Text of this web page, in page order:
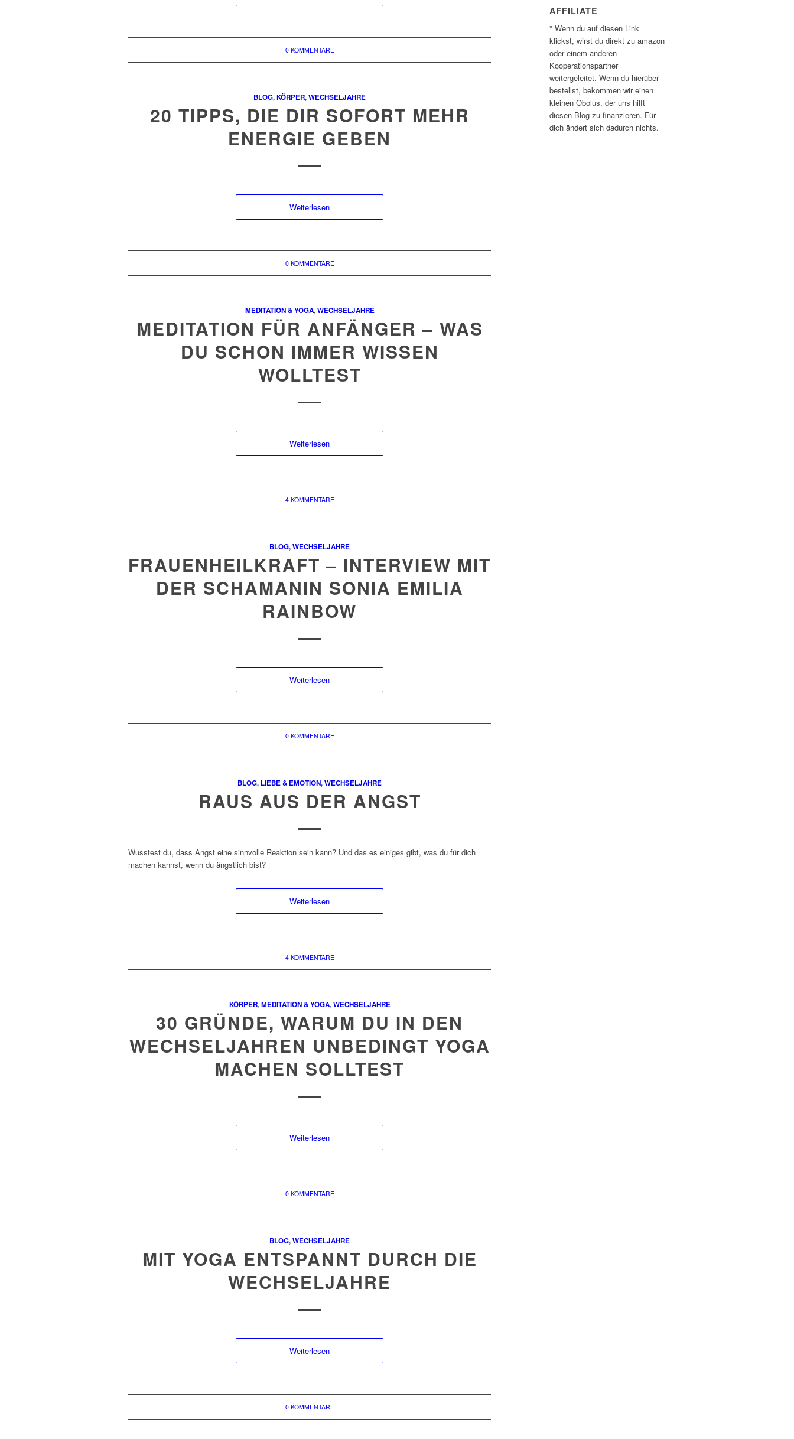
0 KOMMENTARE
BLOG,KÖRPER,WECHSELJAHRE
20 TIPPS, DIE DIR SOFORT MEHR
ENERGIE GEBEN
Weiterlesen
0 KOMMENTARE
MEDITATION & YOGA,WECHSELJAHRE
MEDITATION FÜR ANFÄNGER – WAS
DU SCHON IMMER WISSEN
WOLLTEST
Weiterlesen
4 KOMMENTARE
BLOG,WECHSELJAHRE
FRAUENHEILKRAFT – INTERVIEW MIT
DER SCHAMANIN SONIA EMILIA
RAINBOW
Weiterlesen
0 KOMMENTARE
BLOG, LIEBE & EMOTION,WECHSELJAHRE
RAUS AUS DER ANGST
Wusstest du, dass Angst eine sinnvolle Reaktion sein kann? Und das es einiges gibt, was du für dich
machen kannst, wenn du ängstlich bist?
Weiterlesen
4 KOMMENTARE
KÖRPER,MEDITATION & YOGA,WECHSELJAHRE
30 GRÜNDE, WARUM DU IN DEN
WECHSELJAHREN UNBEDINGT YOGA
MACHEN SOLLTEST
Weiterlesen
0 KOMMENTARE
BLOG,WECHSELJAHRE
MIT YOGA ENTSPANNT DURCH DIE
WECHSELJAHRE
Weiterlesen
0 KOMMENTARE
AFFILIATE
* Wenn du auf diesen Link
klickst, wirst du direkt zu amazon
oder einem anderen
Kooperationspartner
weitergeleitet. Wenn du hierüber
bestellst, bekommen wir einen
kleinen Obolus, der uns hilft
diesen Blog zu finanzieren. Für
dich ändert sich dadurch nichts.